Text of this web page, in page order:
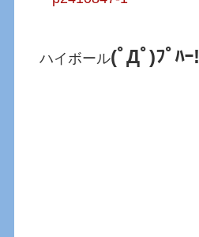
ハイボール(ﾟДﾟ)ﾌﾟﾊｰ!